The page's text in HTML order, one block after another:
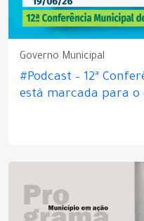
Governo Municipal
#Podcast – 12ª
está marcada para o